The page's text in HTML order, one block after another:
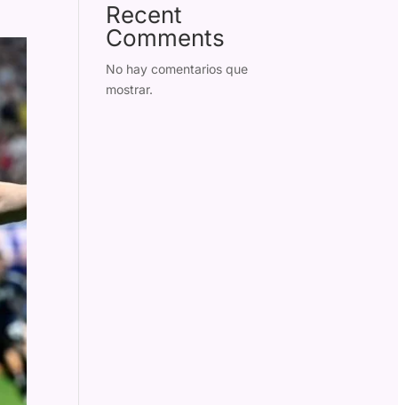
Recent
Comments
No hay comentarios que
mostrar.